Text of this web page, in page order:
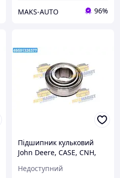
MAKS-AUTO 96%
Підшипник кульковий
John Deere, CASE, CNH,
11921-88 UA22
Недоступний